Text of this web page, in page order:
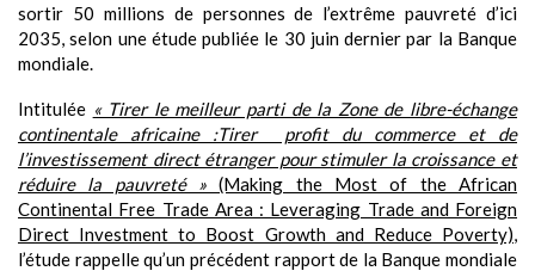
sortir 50 millions de personnes de l’extrême pauvreté d’ici
2035, selon une étude publiée le 30 juin dernier par la Banque
mondiale.
Intitulée « Tirer le meilleur parti de la Zone de libre-échange
continentale africaine :Tirer profit du commerce et de
l’investissement direct étranger pour stimuler la croissance et
réduire la pauvreté » (Making the Most of the African
Continental Free Trade Area : Leveraging Trade and Foreign
Direct Investment to Boost Growth and Reduce Poverty),
l’étude rappelle qu’un précédent rapport de la Banque mondiale